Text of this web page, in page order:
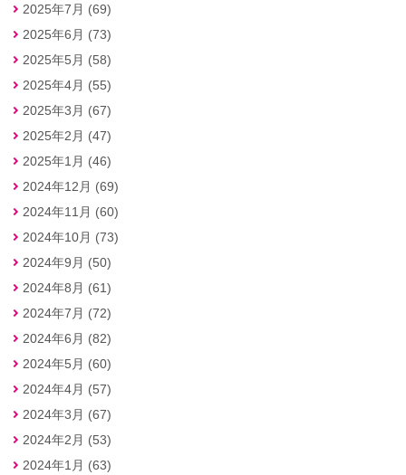
2025年7月 (69)
2025年6月 (73)
2025年5月 (58)
2025年4月 (55)
2025年3月 (67)
2025年2月 (47)
2025年1月 (46)
2024年12月 (69)
2024年11月 (60)
2024年10月 (73)
2024年9月 (50)
2024年8月 (61)
2024年7月 (72)
2024年6月 (82)
2024年5月 (60)
2024年4月 (57)
2024年3月 (67)
2024年2月 (53)
2024年1月 (63)